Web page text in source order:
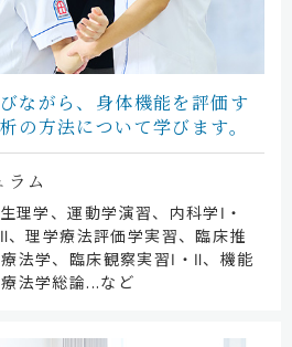
ながら、 身体機能を評価す
の方法について学びます。
ラム
理学、運動学演習、内科学Ⅰ・
、理学療法評価学実習、臨床推
法学、臨床観察実習Ⅰ・Ⅱ、機能
法学総論...など